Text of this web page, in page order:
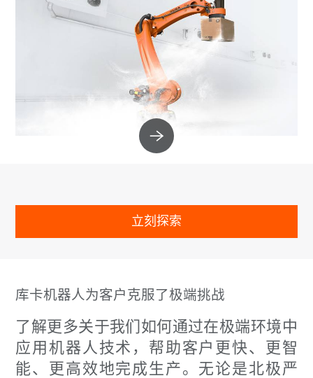
立刻探索
库卡机器人为客户克服了极端挑战
了解更多关于我们如何通过在极端环境中
应用机器人技术，帮助客户更快、更智
能、更高效地完成生产。无论是北极严